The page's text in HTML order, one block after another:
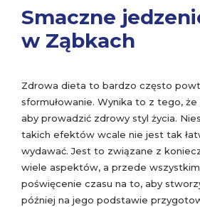
Smaczne
w Ząbkach
Zdrowa dieta to bardzo często
sformułowanie. Wynika to z tego,
aby prowadzić zdrowy styl życia.
takich efektów wcale nie jest tak
wydawać. Jest to związane z
wiele aspektów, a przede
poświęcenie czasu na to, aby
później na jego podstawie